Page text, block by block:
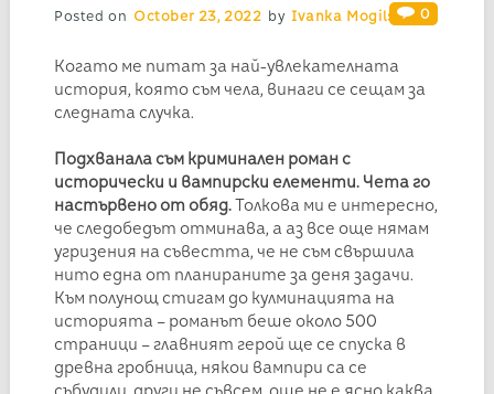
Posted on October 23, 2022 by Ivanka Mogilska 0
Когато ме питат за най-увлекателната
история, която съм чела, винаги се сещам за
следната случка.
Подхванала съм криминален роман с
исторически и вампирски елементи. Чета го
настървено от обяд.Толкова ми е интересно,
че следобедът отминава, а аз все още нямам
угризения на съвестта, че не съм свършила
нито една от планираните за деня задачи.
Към полунощ стигам до кулминацията на
историята – романът беше около 500
страници – главният герой ще се спуска в
древна гробница, някои вампири са се